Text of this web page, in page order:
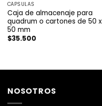
CÁPSULAS
Caja de almacenaje para
quadrum o cartones de 50 x
50 mm
$35.500
NOSOTROS